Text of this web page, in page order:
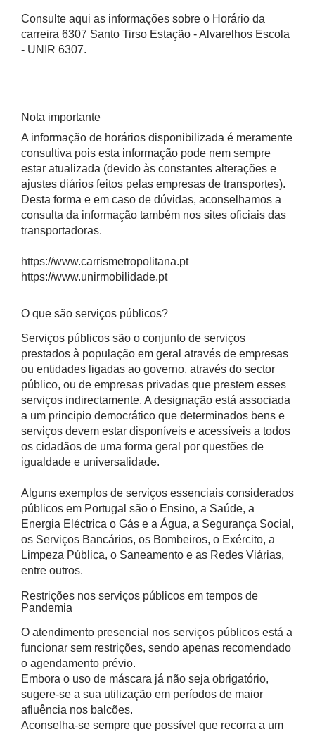
Consulte aqui as informações sobre o Horário da
carreira 6307 Santo Tirso Estação - Alvarelhos Escola
- UNIR 6307.
Nota importante
A informação de horários disponibilizada é meramente
consultiva pois esta informação pode nem sempre
estar atualizada (devido às constantes alterações e
ajustes diários feitos pelas empresas de transportes).
Desta forma e em caso de dúvidas, aconselhamos a
consulta da informação também nos sites oficiais das
transportadoras.
https://www.carrismetropolitana.pt
https://www.unirmobilidade.pt
O que são serviços públicos?
Serviços públicos são o conjunto de serviços
prestados à população em geral através de empresas
ou entidades ligadas ao governo, através do sector
público, ou de empresas privadas que prestem esses
serviços indirectamente. A designação está associada
a um principio democrático que determinados bens e
serviços devem estar disponíveis e acessíveis a todos
os cidadãos de uma forma geral por questões de
igualdade e universalidade.
Alguns exemplos de serviços essenciais considerados
públicos em Portugal são o Ensino, a Saúde, a
Energia Eléctrica o Gás e a Água, a Segurança Social,
os Serviços Bancários, os Bombeiros, o Exército, a
Limpeza Pública, o Saneamento e as Redes Viárias,
entre outros.
Restrições nos serviços públicos em tempos de
Pandemia
O atendimento presencial nos serviços públicos está a
funcionar sem restrições, sendo apenas recomendado
o agendamento prévio.
Embora o uso de máscara já não seja obrigatório,
sugere-se a sua utilização em períodos de maior
afluência nos balcões.
Aconselha-se sempre que possível que recorra a um